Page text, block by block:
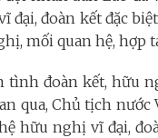
đoàn kết đặc
mối quan hệ, hợp
tình đoàn kết, hữu
qua, Chủ tịch nước
hữu nghị vĩ đại,